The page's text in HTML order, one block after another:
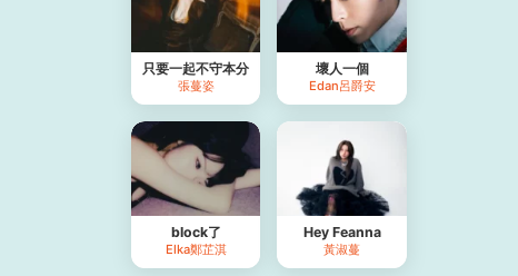
只要一起不守本分
張蔓姿
壞人一個
Edan呂爵安
block了
Elka鄭芷淇
Hey Feanna
黃淑蔓